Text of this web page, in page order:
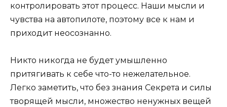
контролировать этот процесс. Наши мысли и
чувства на автопилоте, поэтому все к нам и
приходит неосознанно.
Никто никогда не будет умышленно
притягивать к себе что-то нежелательное.
Легко заметить, что без знания Секрета и силы
творящей мысли, множество ненужных вещей